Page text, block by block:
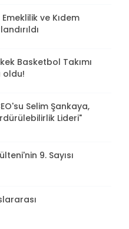
ve Kıdem
Basketbol Takımı
oldu!
Selim Şankaya,
Lideri"
9. Sayısı